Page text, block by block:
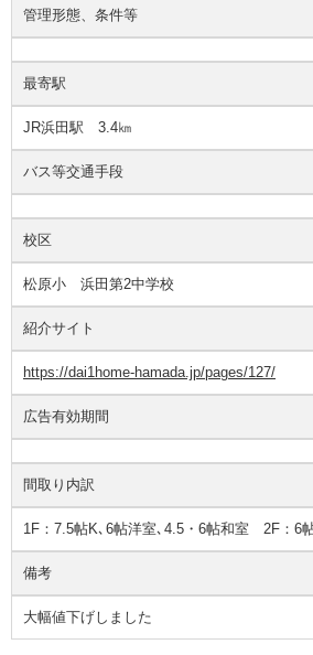
管理形態、条件等
最寄駅
JR浜田駅 3.4㎞
バス等交通手段
校区
松原小 浜田第2中学校
紹介サイト
https://dai1home-hamada.jp/pages/127/
広告有効期間
間取り内訳
1F：7.5帖K､6帖洋室､4.5・6帖和室 2F：6
備考
大幅値下げしました